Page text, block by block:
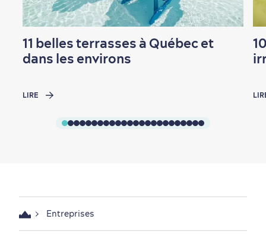
11 belles terrasses à Québec et
dans les environs
LIRE
Entreprises